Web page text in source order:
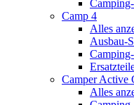
Camp 4
Alles
Ausbau-
Camper Active
Alles